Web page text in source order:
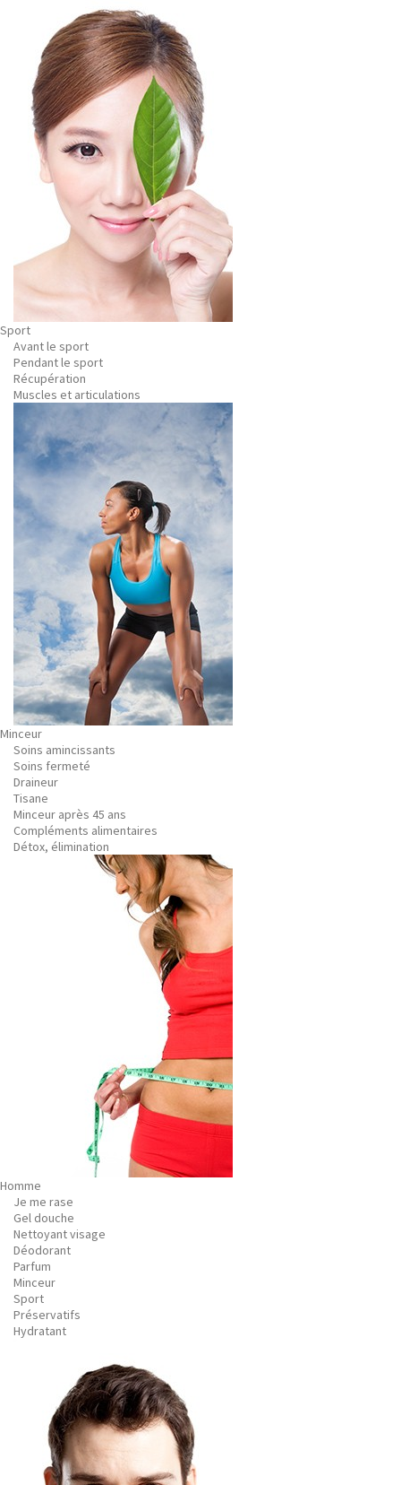
Sport
Avant le sport
Pendant le sport
Récupération
Muscles et articulations
Minceur
Soins amincissants
Soins fermeté
Draineur
Tisane
Minceur après 45 ans
Compléments alimentaires
Détox, élimination
Homme
Je me rase
Gel douche
Nettoyant visage
Déodorant
Parfum
Minceur
Sport
Préservatifs
Hydratant